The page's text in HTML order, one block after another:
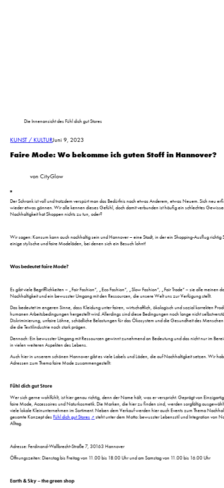
Die Innenansicht des Fühl dich gut Stores
KUNST / KULTURJuni 9, 2023
Faire Mode: Wo bekomme ich guten Stoff in Hannover?
von CityGlow
Der Schrank ist voll und trotzdem verspürt man das Bedürfnis nach etwas Anderem, etwas Neuem. Sich neu
wieder etwas gönnen. Wir alle kennen dieses Gefühl, doch damit verbunden ist häufig ein schlechtes
Nachhaltigkeit hat Shoppen nichts zu tun, oder?
Wir sagen: Konsum kann auch nachhaltig sein und Hannover – eine Stadt, in der ein Shopping-Ausflug richtig
einige stylische und faire Modeläden, bei denen sich ein Besuch lohnt!
Was bedeutet faire Mode?
Es gibt viele Begrifflichkeiten – „Fair Fashion“, „Eco Fashion“, „Slow Fashion“, „Fair Trade“ – sie alle meinen
Nachhaltigkeit und ein bewusster Umgang mit den Ressourcen, die unsere Welt uns zur Verfügung stellt.
Das bedeutet im engeren Sinne, dass Kleidung unter fairen, wirtschaftlich, ökologisch und sozial korrekten
humanen Arbeitsbedingungen hergestellt wird. Allerdings sind diese Bedingungen noch lange nicht
Diskriminierung, unfaire Löhne, schädliche Belastungen für das Ökosystem und die Gesundheit des
die die Textilindustrie noch stark prägen.
Dennoch: Ein bewusster Umgang mit Ressourcen gewinnt zunehmend an Bedeutung und das nicht nur im
in vielen weiteren Aspekten des Lebens.
Auch hier in unserem schönen Hannover gibt es viele Labels und Läden, die auf Nachhaltigkeit setzen. Wir
Adressen zum Thema faire Mode zusammengestellt:
Fühl dich gut Store
Wer sich gerne wohlfühlt, ist hier genau richtig, denn der Name hält, was er verspricht. Geprägt von
faire Mode, Accessoires und Naturkosmetik. Die Marken, die hier zu finden sind, werden sorgfältig
viele lokale Kleinunternehmen im Sortiment. Neben dem Verkauf werden hier auch Events zum Thema
gesamte Konzept desFühl dich gut Stores
steht unter dem Motto: bewusster Lebensstil und Integration von
Alltag.
Adresse: Ferdinand-Wallbrecht-Straße 7, 30163 Hannover
Öffnungszeiten: Dienstag bis Freitag von 11.00 bis 18.00 Uhr und am Samstag von 11.00 bis 16.00 Uhr
Earth & Sky – the green shop